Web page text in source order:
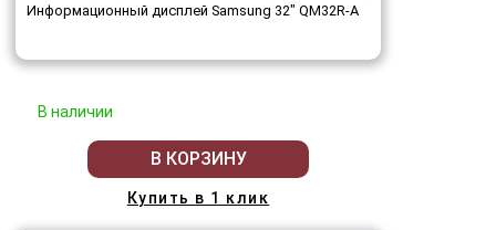
Информационный дисплей Samsung 32" QM32R-A
В наличии
В КОРЗИНУ
Купить в 1 клик